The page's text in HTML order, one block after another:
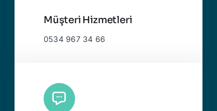
Müşteri Hizmetleri
0534 967 34 66